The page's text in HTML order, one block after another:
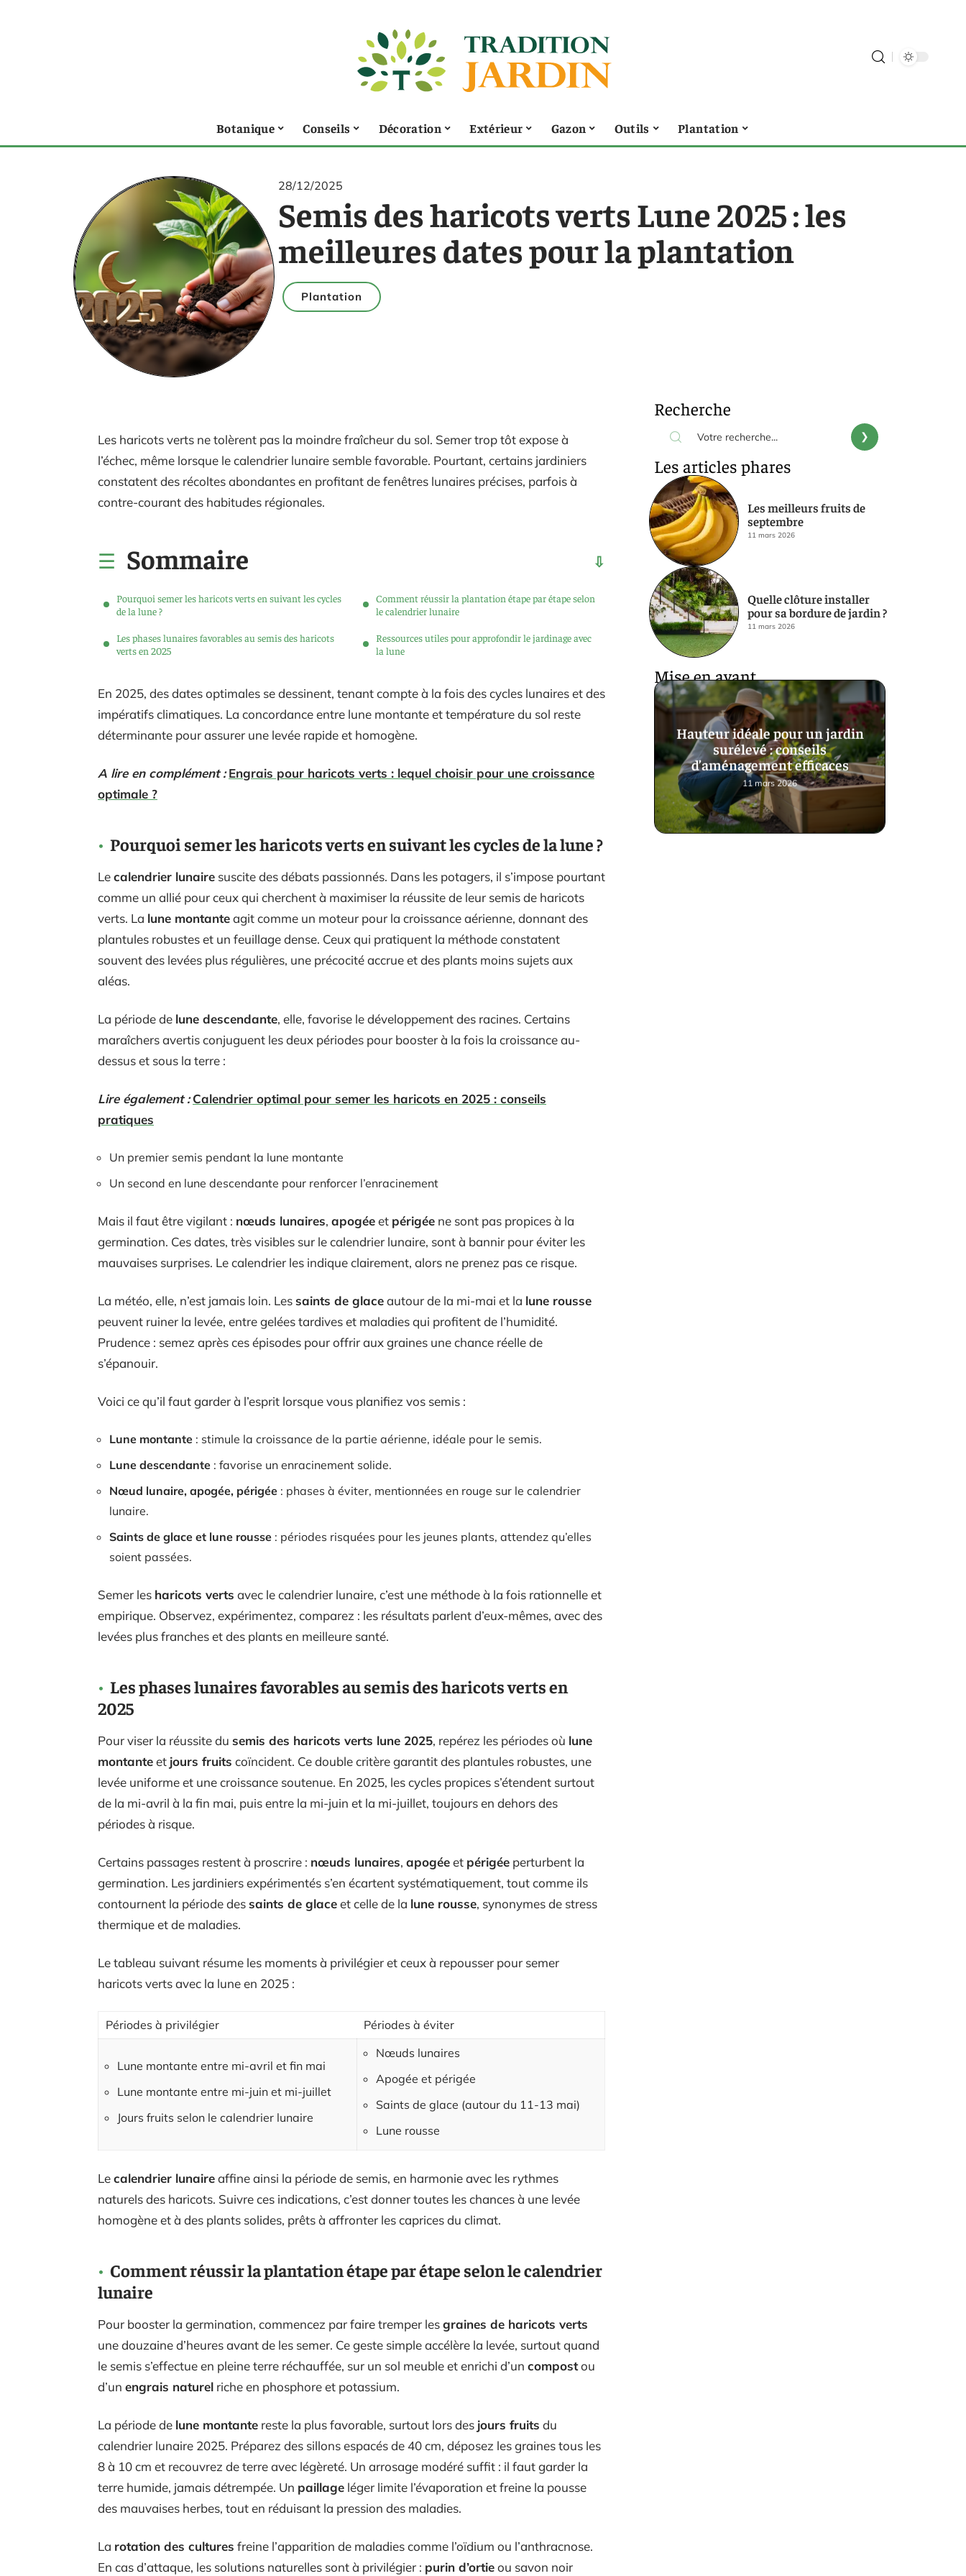
Botanique Conseils Décoration Extérieur Gazon Outils Plantation
28/12/2025
Semis des haricots verts Lune 2025 : les
meilleures dates pour la plantation
Plantation
Les haricots verts ne tolèrent pas la moindre fraîcheur du sol. Semer trop tôt expose à
l’échec, même lorsque le calendrier lunaire semble favorable. Pourtant, certains jardiniers
constatent des récoltes abondantes en profitant de fenêtres lunaires précises, parfois à
contre-courant des habitudes régionales.
Sommaire
Pourquoi semer les haricots verts en suivant les cycles
de la lune ?
Les phases lunaires favorables au semis des haricots
verts en 2025
Comment réussir la plantation étape par étape selon
le calendrier lunaire
Ressources utiles pour approfondir le jardinage avec
la lune
En 2025, des dates optimales se dessinent, tenant compte à la fois des cycles lunaires et des
impératifs climatiques. La concordance entre lune montante et température du sol reste
déterminante pour assurer une levée rapide et homogène.
A lire en complément : Engrais pour haricots verts : lequel choisir pour une croissance
optimale ?
Pourquoi semer les haricots verts en suivant les cycles de la lune ?
Lecalendrier lunaire suscite des débats passionnés. Dans les potagers, il s’impose pourtant
comme un allié pour ceux qui cherchent à maximiser la réussite de leur semis de haricots
verts. La lune montanteagit comme un moteur pour la croissance aérienne, donnant des
plantules robustes et un feuillage dense. Ceux qui pratiquent la méthode constatent
souvent des levées plus régulières, une précocité accrue et des plants moins sujets aux
aléas.
La période de lune descendante, elle, favorise le développement des racines. Certains
maraîchers avertis conjuguent les deux périodes pour booster à la fois la croissance au-
dessus et sous la terre :
Lire également : Calendrier optimal pour semer les haricots en 2025 : conseils
pratiques
Un premier semis pendant la lune montante
Un second en lune descendante pour renforcer l’enracinement
Mais il faut être vigilant : nœuds lunaires, apogéeet périgée ne sont pas propices à la
germination. Ces dates, très visibles sur le calendrier lunaire, sont à bannir pour éviter les
mauvaises surprises. Le calendrier les indique clairement, alors ne prenez pas ce risque.
La météo, elle, n’est jamais loin. Lessaints de glaceautour de la mi-mai et la lune rousse
peuvent ruiner la levée, entre gelées tardives et maladies qui profitent de l’humidité.
Prudence : semez après ces épisodes pour offrir aux graines une chance réelle de
s’épanouir.
Voici ce qu’il faut garder à l’esprit lorsque vous planifiez vos semis :
Lune montante : stimule la croissance de la partie aérienne, idéale pour le semis.
Lune descendante : favorise un enracinement solide.
Nœud lunaire, apogée, périgée : phases à éviter, mentionnées en rouge sur le calendrier
lunaire.
Saints de glace et lune rousse : périodes risquées pour les jeunes plants, attendez qu’elles
soient passées.
Semer les haricots verts avec le calendrier lunaire, c’est une méthode à la fois rationnelle et
empirique. Observez, expérimentez, comparez : les résultats parlent d’eux-mêmes, avec des
levées plus franches et des plants en meilleure santé.
Les phases lunaires favorables au semis des haricots verts en
2025
Pour viser la réussite du semis des haricots verts lune 2025, repérez les périodes où lune
montanteet jours fruits coïncident. Ce double critère garantit des plantules robustes, une
levée uniforme et une croissance soutenue. En 2025, les cycles propices s’étendent surtout
de la mi-avril à la fin mai, puis entre la mi-juin et la mi-juillet, toujours en dehors des
périodes à risque.
Certains passages restent à proscrire : nœuds lunaires, apogéeet périgée perturbent la
germination. Les jardiniers expérimentés s’en écartent systématiquement, tout comme ils
contournent la période dessaints de glaceet celle de la lune rousse, synonymes de stress
thermique et de maladies.
Le tableau suivant résume les moments à privilégier et ceux à repousser pour semer
haricots verts avec la lune en 2025 :
Périodes à privilégier Périodes à éviter
Lune montante entre mi-avril et fin mai
Lune montante entre mi-juin et mi-juillet
Jours fruits selon le calendrier lunaire
Nœuds lunaires
Apogée et périgée
Saints de glace (autour du 11-13 mai)
Lune rousse
Lecalendrier lunaireaffine ainsi la période de semis, en harmonie avec les rythmes
naturels des haricots. Suivre ces indications, c’est donner toutes les chances à une levée
homogène et à des plants solides, prêts à affronter les caprices du climat.
Comment réussir la plantation étape par étape selon le calendrier
lunaire
Pour booster la germination, commencez par faire tremper lesgraines de haricots verts
une douzaine d’heures avant de les semer. Ce geste simple accélère la levée, surtout quand
le semis s’effectue en pleine terre réchauffée, sur un sol meuble et enrichi d’un compostou
d’un engrais naturel riche en phosphore et potassium.
La période de lune montante reste la plus favorable, surtout lors des jours fruits du
calendrier lunaire 2025. Préparez des sillons espacés de 40 cm, déposez les graines tous les
8 à 10 cm et recouvrez de terre avec légèreté. Un arrosage modéré suffit : il faut garder la
terre humide, jamais détrempée. Un paillage léger limite l’évaporation et freine la pousse
des mauvaises herbes, tout en réduisant la pression des maladies.
La rotation des cultures freine l’apparition de maladies comme l’oïdium ou l’anthracnose.
En cas d’attaque, les solutions naturelles sont à privilégier : purin d’ortieou savon noir
Recherche
Les articles phares
Les meilleurs fruits de
septembre
11 mars 2026
Quelle clôture installer
pour sa bordure de jardin ?
11 mars 2026
Mise en avant
Hauteur idéale pour un jardin
surélevé : conseils
d’aménagement efficaces
11 mars 2026